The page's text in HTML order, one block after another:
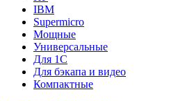
IBM
Supermicro
Мощные
Универсальные
Для 1С
Для бэкапа и видео
Компактные